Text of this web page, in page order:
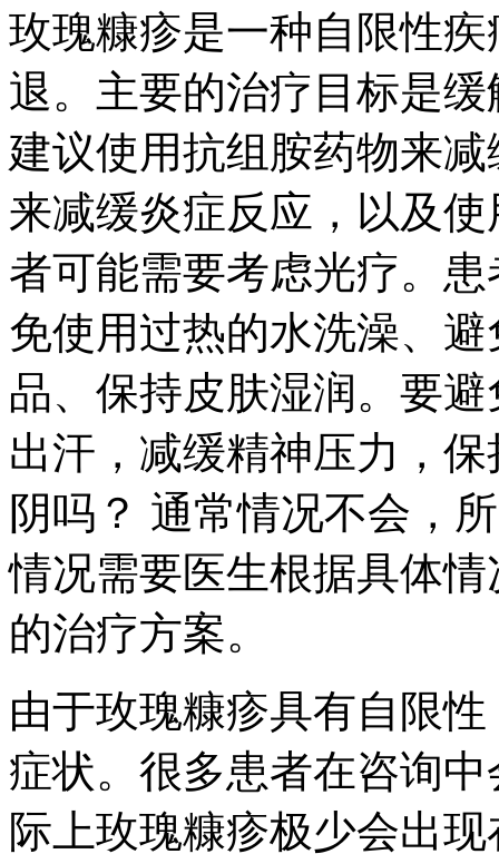
玫瑰糠疹是一种自限性
退。主要的治疗目标是
建议使用抗组胺药物来
来减缓炎症反应，以及
者可能需要考虑光疗。
免使用过热的水洗澡、
品、保持皮肤湿润。要
出汗，减缓精神压力，
阴吗？ 通常情况不会，
情况需要医生根据具体
的治疗方案。
由于玫瑰糠疹具有自限
症状。很多患者在咨询
际上玫瑰糠疹极少会出